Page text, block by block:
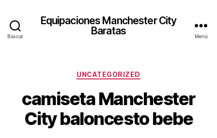
Buscar
Equipaciones Manchester City
Baratas
Menú
Categorías
UNCATEGORIZED
camiseta Manchester
City baloncesto bebe